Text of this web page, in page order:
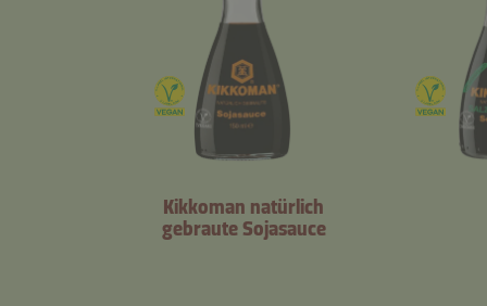
Kikkoman natürlich
gebraute Sojasauce